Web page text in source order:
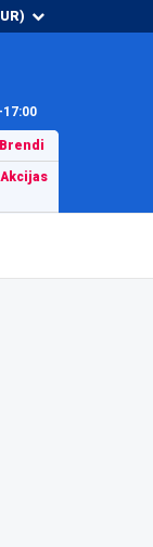
17:00
Brendi
Akcijas